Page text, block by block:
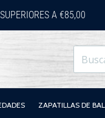
A €85,00
ZAPATILLAS DE